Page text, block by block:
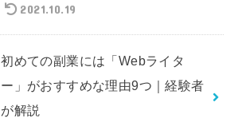
2021.10.19
初めての副業には「Webライタ
ー」がおすすめな理由9つ｜経験者
が解説